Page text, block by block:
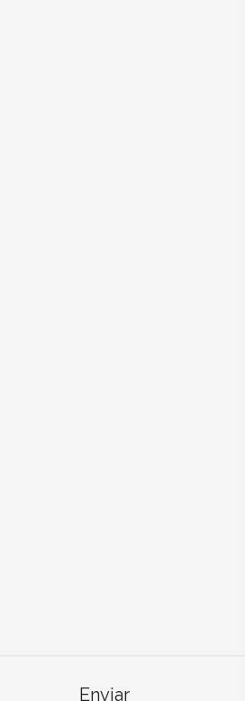
Enviar